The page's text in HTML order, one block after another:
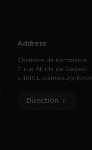
Address
Chambre de commerce
7, rue Alcide de Gasperi
L-1615 Luxembourg-
Direction